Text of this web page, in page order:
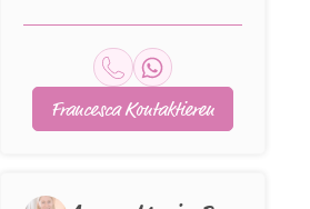
Francesca Kontaktieren